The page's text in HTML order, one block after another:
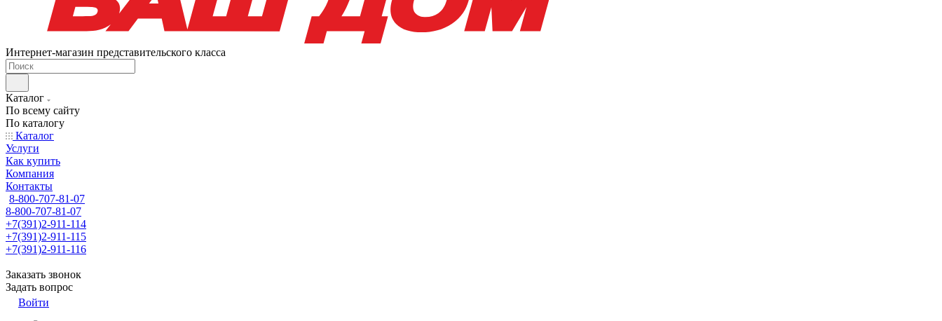
Интернет-магазин представительского класса
Каталог
По всему сайту
По каталогу
Каталог
Услуги
Как купить
Компания
Контакты
8-800-707-81-07
8-800-707-81-07
+7(391)2-911-114
+7(391)2-911-115
+7(391)2-911-116
Заказать звонок
Задать вопрос
Войти